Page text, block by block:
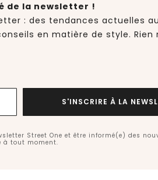
de la newsletter !
: des tendances actuelles
en matière de style. Rien
S'INSCRIRE À LA
Street One et être informé(e) des
à tout moment.